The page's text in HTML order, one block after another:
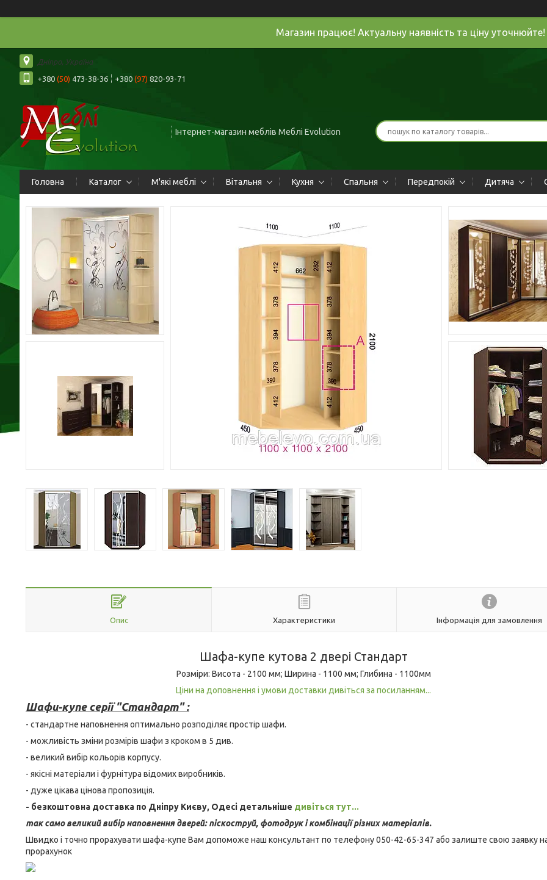
Магазин працює! Актуальну наявність та ціну уточнюйте!
Дніпро, Україна
+380 (50) 473-38-36 +380 (97) 820-93-71
Інтернет-магазин меблів Меблі Evolution
Головна Каталог М'які меблі Вітальня Кухня Спальня Передпокій Дитяча
Опис Характеристики Інформація для замовлення
Шафа-купе кутова 2 двері Стандарт
Розміри: Висота - 2100 мм; Ширина - 1100 мм; Глибина - 1100мм
Ціни на доповнення і умови доставки дивіться за посиланням...
Шафи-купе серії "Стандарт" :
- стандартне наповнення оптимально розподіляє простір шафи.
- можливість зміни розмірів шафи з кроком в 5 див.
- великий вибір кольорів корпусу.
- якісні матеріали і фурнітура відомих виробників.
- дуже цікава цінова пропозиція.
- безкоштовна доставка по Дніпру Києву, Одесі детальніше дивіться тут...
так само великий вибір наповнення дверей: піскоструй, фотодрук і комбінації різних матеріалів.
Швидко і точно прорахувати шафа-купе Вам допоможе наш консультант по телефону 050-42-65-347 або залиште свою заявку
прорахунок